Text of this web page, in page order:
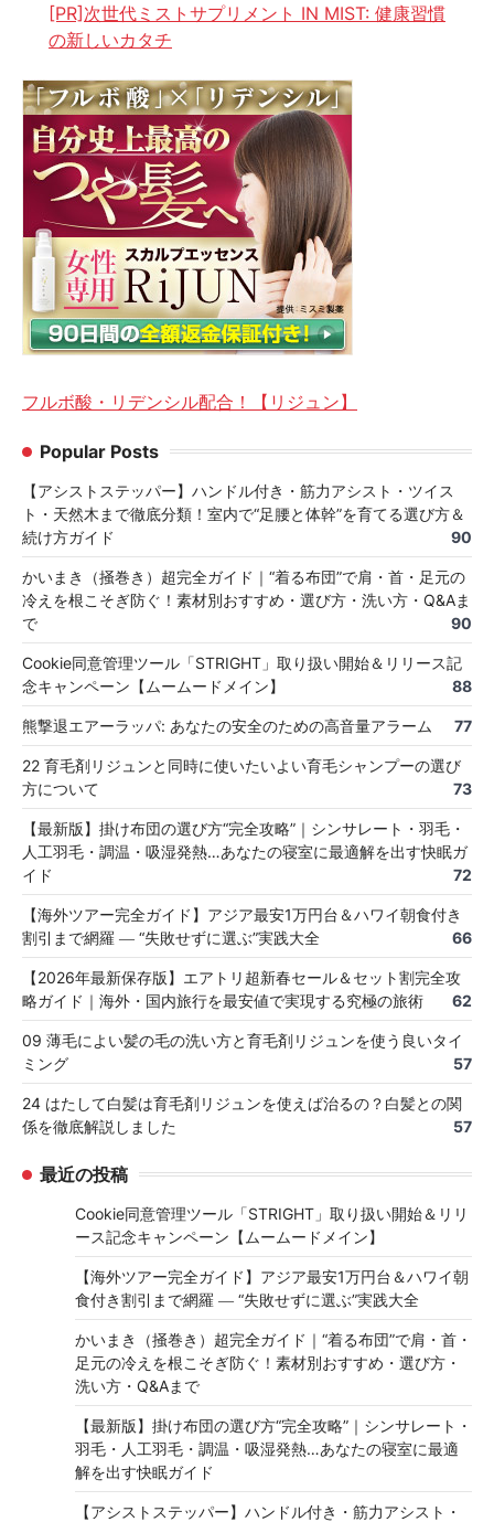
[PR]次世代ミストサプリメント IN MIST: 健康習慣
の新しいカタチ
フルボ酸・リデンシル配合！【リジュン】
Popular Posts
【アシストステッパー】ハンドル付き・筋力アシスト・ツイス
ト・天然木まで徹底分類！室内で“足腰と体幹”を育てる選び方＆
続け方ガイド
90
かいまき（掻巻き）超完全ガイド｜“着る布団”で肩・首・足元の
冷えを根こそぎ防ぐ！素材別おすすめ・選び方・洗い方・Q&Aま
で
90
Cookie同意管理ツール「STRIGHT」取り扱い開始＆リリース記
念キャンペーン【ムームードメイン】
88
熊撃退エアーラッパ: あなたの安全のための高音量アラーム 77
22 育毛剤リジュンと同時に使いたいよい育毛シャンプーの選び
方について
73
【最新版】掛け布団の選び方“完全攻略”｜シンサレート・羽毛・
人工羽毛・調温・吸湿発熱…あなたの寝室に最適解を出す快眠ガ
イド
72
【海外ツアー完全ガイド】アジア最安1万円台＆ハワイ朝食付き
割引まで網羅 ― “失敗せずに選ぶ”実践大全
66
【2026年最新保存版】エアトリ超新春セール＆セット割完全攻
略ガイド｜海外・国内旅行を最安値で実現する究極の旅術
62
09 薄毛によい髪の毛の洗い方と育毛剤リジュンを使う良いタイ
ミング
57
24 はたして白髪は育毛剤リジュンを使えば治るの？白髪との関
係を徹底解説しました
57
最近の投稿
Cookie同意管理ツール「STRIGHT」取り扱い開始＆リリ
ース記念キャンペーン【ムームードメイン】
【海外ツアー完全ガイド】アジア最安1万円台＆ハワイ朝
食付き割引まで網羅 ― “失敗せずに選ぶ”実践大全
かいまき（掻巻き）超完全ガイド｜“着る布団”で肩・首・
足元の冷えを根こそぎ防ぐ！素材別おすすめ・選び方・
洗い方・Q&Aまで
【最新版】掛け布団の選び方“完全攻略”｜シンサレート・
羽毛・人工羽毛・調温・吸湿発熱…あなたの寝室に最適
解を出す快眠ガイド
【アシストステッパー】ハンドル付き・筋力アシスト・